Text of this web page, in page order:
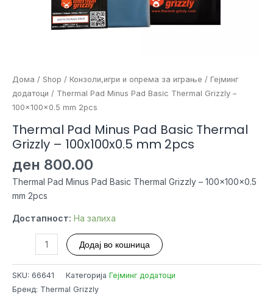
Дома / Shop / Конзоли,игри и опрема за играње / Гејминг
додатоци / Thermal Pad Minus Pad Basic Thermal Grizzly –
100x100x0.5 mm 2pcs
Thermal Pad Minus Pad Basic Thermal
Grizzly – 100x100x0.5 mm 2pcs
ден 800.00
Thermal Pad Minus Pad Basic Thermal Grizzly – 100x100x0.5
mm 2pcs
Достапност: На залиха
Minus
Basic
Додај во кошница
SKU: 66641 Категорија Гејминг додатоци
Бренд: Thermal Grizzly